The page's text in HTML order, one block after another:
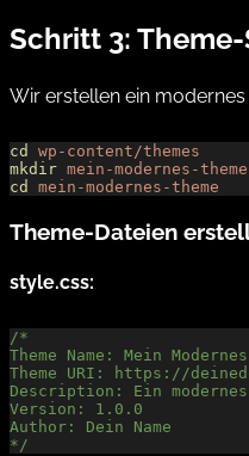
Schritt 3:
Wir erstellen ein
cd
wp-content/themes
mkdir mein-modernes-theme
cd
mein-modernes-theme
Theme-Dateien
style.css:
/*
Theme Name: Mein Modernes
Theme URI: https://
Description: Ein
Version: 1.0.0
Author: Dein Name
*/